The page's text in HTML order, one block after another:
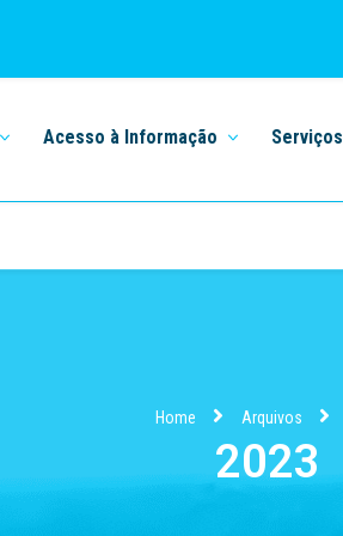
Acesso à Informação Serviços
Home Arquivos
2023